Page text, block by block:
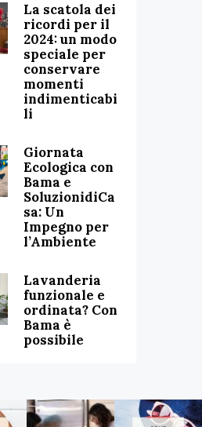
La scatola dei
ricordi per il
2024: un modo
speciale per
conservare
momenti
indimenticabi
li
Giornata
Ecologica con
Bama e
SoluzionidiCa
sa: Un
Impegno per
l’Ambiente
Lavanderia
funzionale e
ordinata? Con
Bama è
possibile